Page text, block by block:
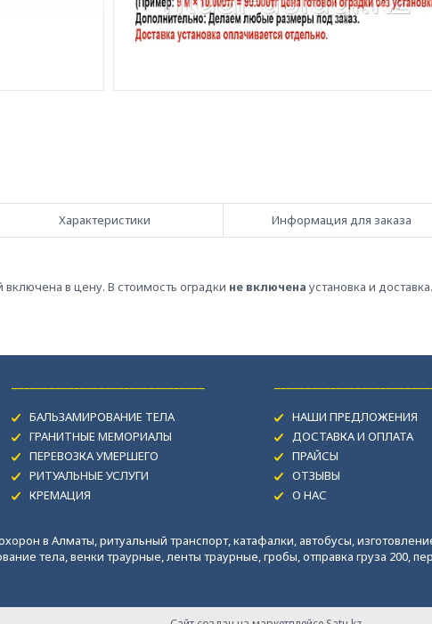
Характеристики Информация для заказа
в цену. В стоимость оградки не включена установка и доставка.
БАЛЬЗАМИРОВАНИЕ ТЕЛА
ГРАНИТНЫЕ МЕМОРИАЛЫ
ПЕРЕВОЗКА УМЕРШЕГО
РИТУАЛЬНЫЕ УСЛУГИ
КРЕМАЦИЯ
НАШИ ПРЕДЛОЖЕНИЯ
ДОСТАВКА И ОПЛАТА
ПРАЙСЫ
ОТЗЫВЫ
О НАС
в Алматы, ритуальный транспорт, катафалки, автобусы,
тела, венки траурные, ленты траурные, гробы, отправка груза 200,